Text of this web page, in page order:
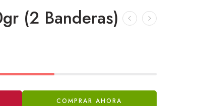
(2 Banderas)
COMPRAR AHORA